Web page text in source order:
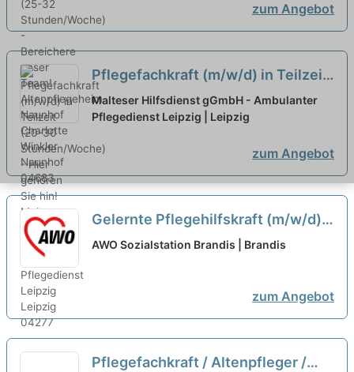
zum Angebot
Pflegefachkraft (m/w/d) in Teilzeit
(20-30 Stunden/Woche) - Hier
gehören Sie hin!
neu
Malteser Hilfsdienst gGmbH - Ambulanter
Pflegedienst Leipzig | Leipzig
zum Angebot
Gelernte Pflegehilfskraft (m/w/d)
in Teilzeit (25 - 30h) - Sichere Dir
AWO Sozialstation Brandis | Brandis
zum Angebot
Pflegefachkraft / Altenpfleger /